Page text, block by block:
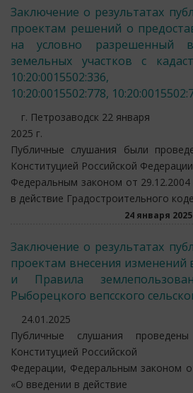
Заключение о результатах
проектам решений о
на условно разрешенный
земельных участков с
10:20:0015502:336,
10:20:0015502:778,
г. Петрозаводск 22 января
2025 г.
Публичные слушания были
Конституцией Российской
Федеральным законом от
в действие Градостроительного
24 января 2025
Заключение о результатах
проектам внесения изменений
и Правила
Рыборецкого вепсского
24.01.2025
Публичные слушания
Конституцией Российской
Федерации, Федеральным законом
«О введении в действие